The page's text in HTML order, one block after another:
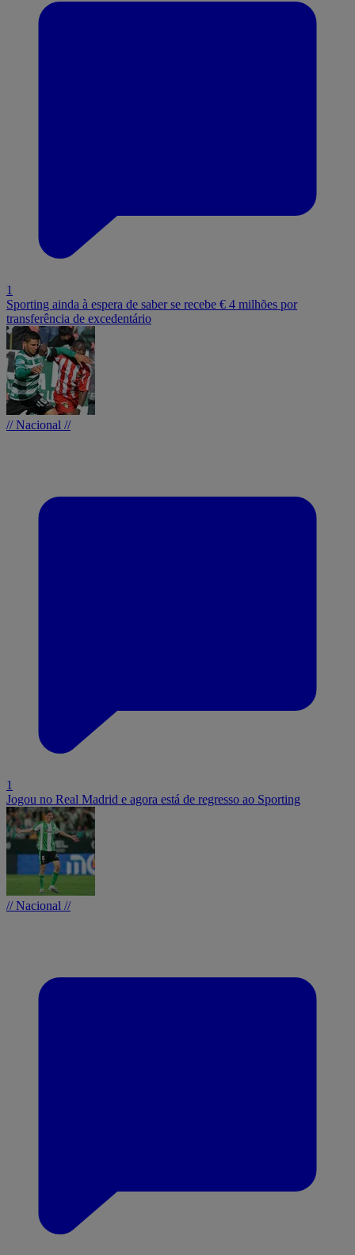
1
Sporting ainda à espera de saber se recebe € 4 milhões por
transferência de excedentário
// Nacional //
1
Jogou no Real Madrid e agora está de regresso ao Sporting
// Nacional //